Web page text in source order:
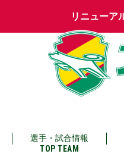
リニューア
選手・試合情報
TOP TEAM